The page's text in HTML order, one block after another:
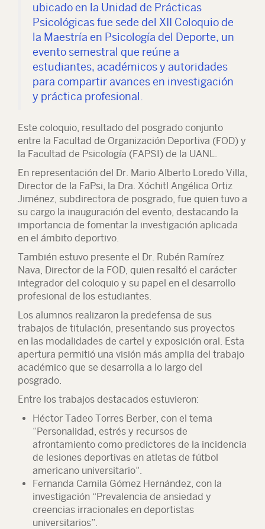
ubicado en la Unidad de Prácticas
Psicológicas fue sede del XII Coloquio de
la Maestría en Psicología del Deporte, un
evento semestral que reúne a
estudiantes, académicos y autoridades
para compartir avances en investigación
y práctica profesional.
Este coloquio, resultado del posgrado conjunto
entre la Facultad de Organización Deportiva (FOD) y
la Facultad de Psicología (FAPSI) de la UANL.
En representación del Dr. Mario Alberto Loredo Villa,
Director de la FaPsi, la Dra. Xóchitl Angélica Ortiz
Jiménez, subdirectora de posgrado, fue quien tuvo a
su cargo la inauguración del evento, destacando la
importancia de fomentar la investigación aplicada
en el ámbito deportivo.
También estuvo presente el Dr. Rubén Ramírez
Nava, Director de la FOD, quien resaltó el carácter
integrador del coloquio y su papel en el desarrollo
profesional de los estudiantes.
Los alumnos realizaron la predefensa de sus
trabajos de titulación, presentando sus proyectos
en las modalidades de cartel y exposición oral. Esta
apertura permitió una visión más amplia del trabajo
académico que se desarrolla a lo largo del
posgrado.
Entre los trabajos destacados estuvieron:
Héctor Tadeo Torres Berber, con el tema
“Personalidad, estrés y recursos de
afrontamiento como predictores de la incidencia
de lesiones deportivas en atletas de fútbol
americano universitario”.
Fernanda Camila Gómez Hernández, con la
investigación “Prevalencia de ansiedad y
creencias irracionales en deportistas
universitarios”.